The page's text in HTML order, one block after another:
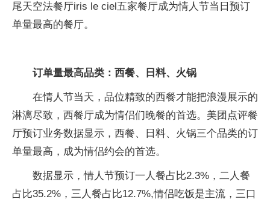
尾天空法餐厅iris le ciel五家餐厅成为情人节当日预订
单量最高的餐厅。
订单量最高品类：西餐、日料、火锅
在情人节当天，品位精致的西餐才能把浪漫展示的
淋漓尽致，西餐厅成为情侣们晚餐的首选。美团点评餐
厅预订业务数据显示，西餐、日料、火锅三个品类的订
单量最高，成为情侣约会的首选。
数据显示，情人节预订一人餐占比2.3%，二人餐
占比35.2%，三人餐占比12.7%,情侣吃饭是主流，三口